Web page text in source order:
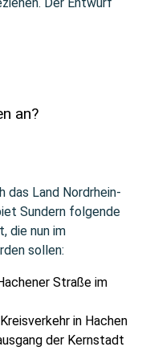
an?
das Land Nordrhein-
Sundern folgende
die nun im
sollen:
Straße im
in Hachen
der Kernstadt